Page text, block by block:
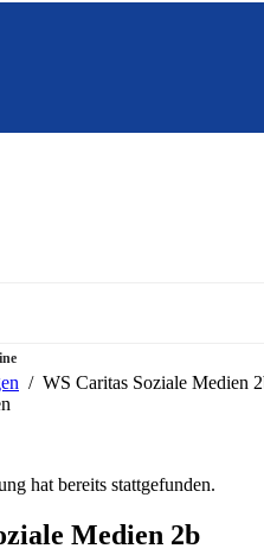
WS Caritas Soziale Medien
hat bereits stattgefunden.
Medien 2b